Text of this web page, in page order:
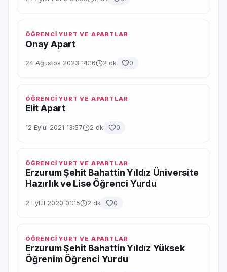
ÖĞRENCİ YURT VE APARTLAR
Onay Apart
24 Ağustos 2023 14:16 2 dk 0
ÖĞRENCİ YURT VE APARTLAR
Elit Apart
12 Eylül 2021 13:57 2 dk 0
ÖĞRENCİ YURT VE APARTLAR
Erzurum Şehit Bahattin Yıldız Üniversite
Hazırlık ve Lise Öğrenci Yurdu
2 Eylül 2020 01:15 2 dk 0
ÖĞRENCİ YURT VE APARTLAR
Erzurum Şehit Bahattin Yıldız Yüksek
Öğrenim Öğrenci Yurdu